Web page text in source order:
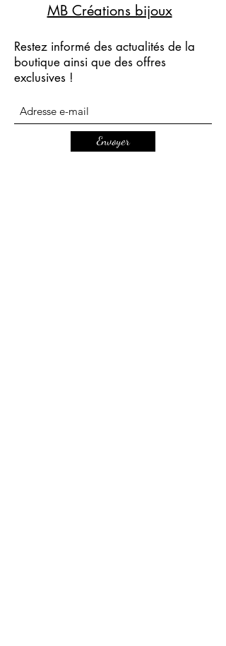
MB Créations bijoux
Restez informé des actualités de la
boutique ainsi que des offres
exclusives !
Envoyer